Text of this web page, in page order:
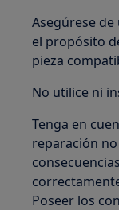
Asegúrese
el propósito
pieza
No utilice ni
Tenga en
reparación
Poseer los